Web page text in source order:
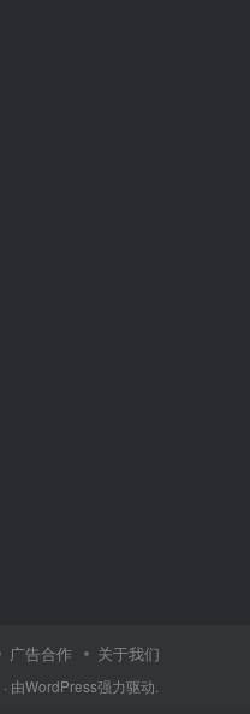
广告合作 关于我们
· 由WordPress强力驱动.